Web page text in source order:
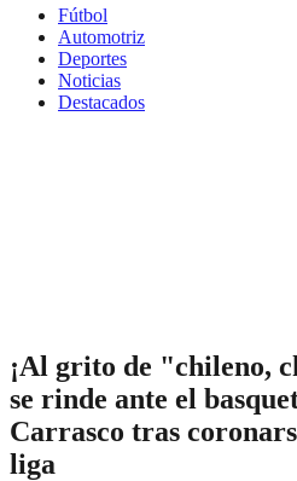
Fútbol
Automotriz
Deportes
Noticias
Destacados
¡Al grito de "chileno,
se rinde ante el
Carrasco tras
liga